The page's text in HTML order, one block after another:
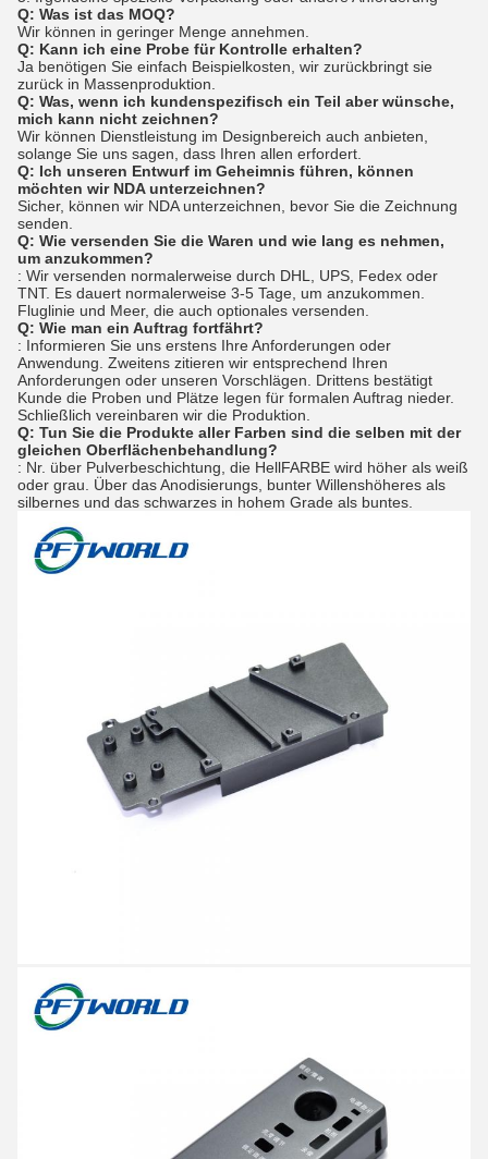
Q: Was ist das MOQ?
Wir können in geringer Menge annehmen.
Q: Kann ich eine Probe für Kontrolle erhalten?
Ja benötigen Sie einfach Beispielkosten, wir zurückbringt sie
zurück in Massenproduktion.
Q: Was, wenn ich kundenspezifisch ein Teil aber wünsche,
mich kann nicht zeichnen?
Wir können Dienstleistung im Designbereich auch anbieten,
solange Sie uns sagen, dass Ihren allen erfordert.
Q: Ich unseren Entwurf im Geheimnis führen, können
möchten wir NDA unterzeichnen?
Sicher, können wir NDA unterzeichnen, bevor Sie die Zeichnung
senden.
Q: Wie versenden Sie die Waren und wie lang es nehmen,
um anzukommen?
: Wir versenden normalerweise durch DHL, UPS, Fedex oder
TNT. Es dauert normalerweise 3-5 Tage, um anzukommen.
Fluglinie und Meer, die auch optionales versenden.
Q: Wie man ein Auftrag fortfährt?
: Informieren Sie uns erstens Ihre Anforderungen oder
Anwendung. Zweitens zitieren wir entsprechend Ihren
Anforderungen oder unseren Vorschlägen. Drittens bestätigt
Kunde die Proben und Plätze legen für formalen Auftrag nieder.
Schließlich vereinbaren wir die Produktion.
Q: Tun Sie die Produkte aller Farben sind die selben mit der
gleichen Oberflächenbehandlung?
: Nr. über Pulverbeschichtung, die HellFARBE wird höher als weiß
oder grau. Über das Anodisierungs, bunter Willenshöheres als
silbernes und das schwarzes in hohem Grade als buntes.